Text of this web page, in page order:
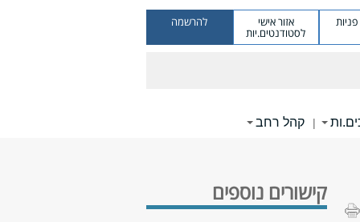
אזור אישי
לסטודנטים.יות
להרשמה
| קהל רחב
קישורים נוספים